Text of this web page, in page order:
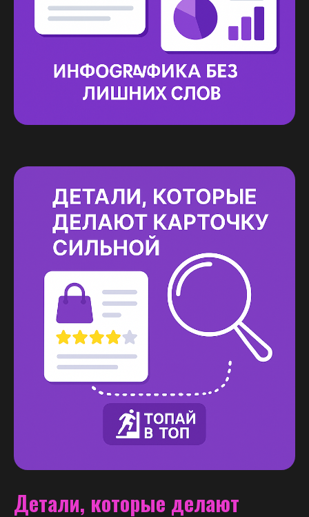
Детали, которые делают
ХОЧЕШЬ БЫТЬ
Оставь заявку